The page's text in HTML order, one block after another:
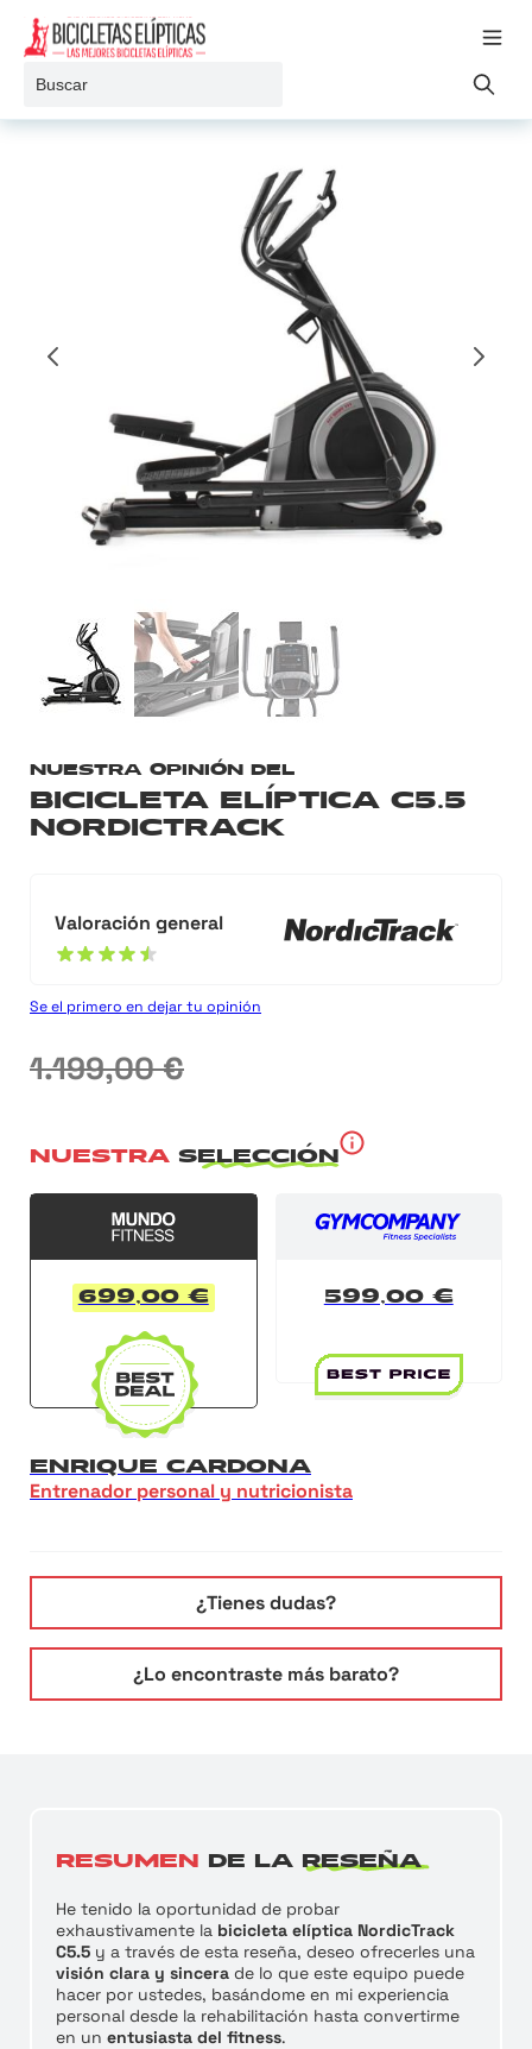
Ir al contenido
Toggle
Buscar
BICICLETA ELÍPTICA C5.5
NORDICTRACK
NUESTRA OPINIÓN DEL
Valoración general
90%
1.199,00 €
Se el primero en dejar tu opinión
NUESTRA SELECCIÓN
699,00 € 599,00 €
ENRIQUE CARDONA
Entrenador personal y nutricionista
¿Tienes dudas?
¿Lo encontraste más barato?
RESUMEN DE LA RESEÑA
He tenido la oportunidad de probar
exhaustivamente la bicicleta elíptica NordicTrack
C5.5 y a través de esta reseña, deseo ofrecerles una
visión clara y sincera de lo que este equipo puede
hacer por ustedes, basándome en mi experiencia
personal desde la rehabilitación hasta convertirme
en un entusiasta del fitness.